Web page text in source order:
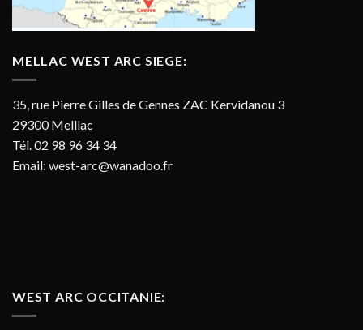
MELLAC WEST ARC SIEGE:
35, rue Pierre Gilles de Gennes ZAC Kervidanou 3
29300 Melllac
Tél. 02 98 96 34 34
Email: west-arc@wanadoo.fr
WEST ARC OCCITANIE: